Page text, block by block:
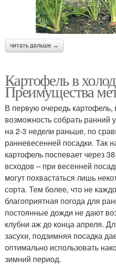
читать дальше →
Картофель в
Преимущества
В первую очередь
возможность собрать ранний
на 2-3 недели раньше, по
ранневесенней посадки. Так
картофель поспевает через
всходов – при весенней
могут похвастаться лишь
сорта. Тем более, что не
благоприятная погода для
постоянные дожди не дают
клубни аж до конца апреля.
засухи, подзимняя посадка
оптимально использовать
зимний период.